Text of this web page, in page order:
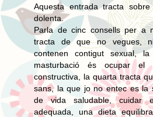
Aquesta entrada tracta
dolenta.
Parla de cinc consells per a
tracta de que no vegues,
contenen contigut sexual,
masturbació és ocupar el
constructiva, la quarta tracta
sans, la que jo no entec es la
de vida saludable, cuidar
adequada, una dieta